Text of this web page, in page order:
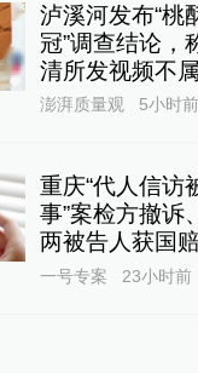
泸溪河发布“桃
冠”调查结论，
清所发视频不
澎湃质量观 5小时前
重庆“代人信访
事”案检方撤诉
两被告人获国
一号专案 23小时前